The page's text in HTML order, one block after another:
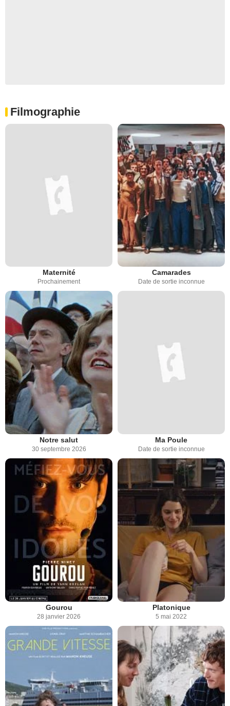
Filmographie
Maternité
Prochainement
Camarades
Date de sortie inconnue
Notre salut
30 septembre 2026
Ma Poule
Date de sortie inconnue
Gourou
28 janvier 2026
Platonique
5 mai 2022